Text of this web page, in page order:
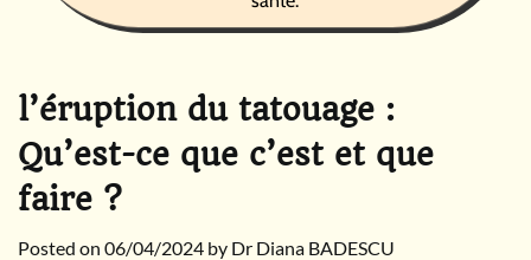
l’éruption du tatouage :
Qu’est-ce que c’est et que
faire ?
Posted on 06/04/2024 by Dr Diana BADESCU